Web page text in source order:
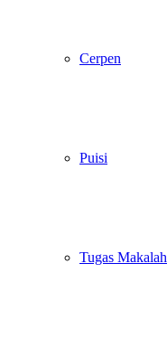
Cerpen
Puisi
Tugas Makalah